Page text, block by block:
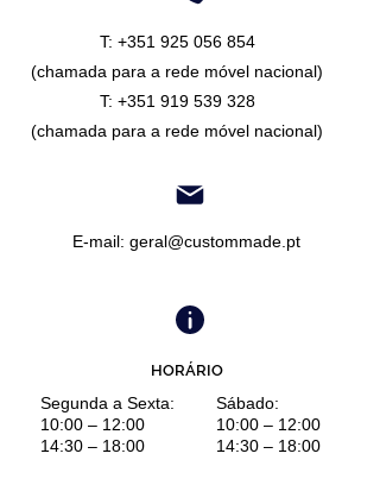
T: +351 925 056 854
(chamada para a rede móvel nacional)
T: +351 919 539 328
(chamada para a rede móvel nacional)
E-mail: geral@custommade.pt
HORÁRIO
​Segunda a Sexta:
10:00 – 12:00
14:30 – 18:00
​Sábado:
10:00 – 12:00
14:30 – 18:00